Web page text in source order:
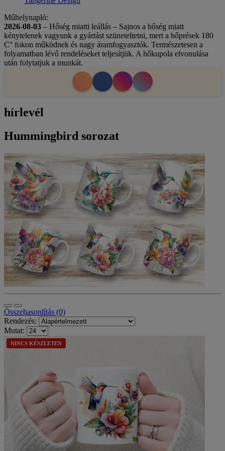
Műhelynapló:
2026-08-03 – Hőség miatti leállás – Sajnos a hőség miatt
kénytelenek vagyunk a gyártást szüneteltetni, mert a hőprések 180
C° fokon működnek és nagy áramfogyasztók. Természetesen a
folyamatban lévő rendeléseket teljesítjük. A hőkupola elvonulása
után folytatjuk a munkát.
hírlevél
Hummingbird sorozat
Összehasonlítás (0)
Rendezés:
Mutat:
NINCS KÉSZLETEN